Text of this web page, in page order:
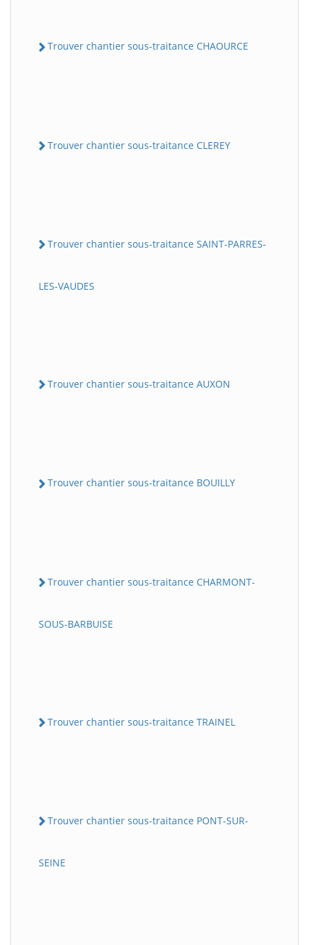
Trouver chantier sous-traitance CHAOURCE
Trouver chantier sous-traitance CLEREY
Trouver chantier sous-traitance SAINT-PARRES-
LES-VAUDES
Trouver chantier sous-traitance AUXON
Trouver chantier sous-traitance BOUILLY
Trouver chantier sous-traitance CHARMONT-
SOUS-BARBUISE
Trouver chantier sous-traitance TRAINEL
Trouver chantier sous-traitance PONT-SUR-
SEINE